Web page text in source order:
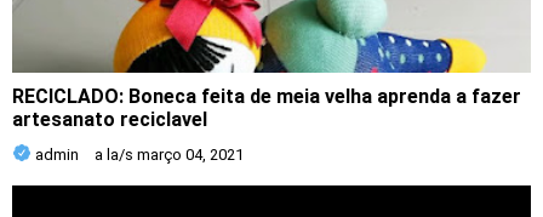
RECICLADO: Boneca feita de meia velha aprenda a fazer
artesanato reciclavel
admin a la/s março 04, 2021